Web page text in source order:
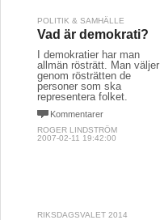
POLITIK & SAMHÄLLE
Vad är demokrati?
I demokratier har man
allmän rösträtt. Man väljer
genom rösträtten de
personer som ska
representera folket.
Kommentarer
ROGER LINDSTRÖM
2007-02-11 19:42:00
RIKSDAGSVALET 2014